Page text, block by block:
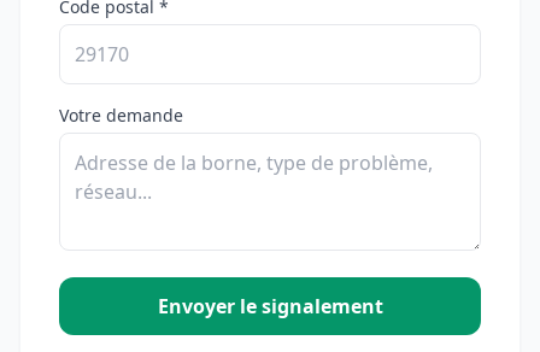
Code postal *
Votre demande
Envoyer le signalement